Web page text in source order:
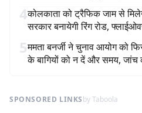
4कोलकाता को ट्रैफिक जाम से
सरकार बनायेगी रिंग रोड,
5ममता बनर्जी ने चुनाव आयोग को
के बागियों को न दें और समय,
SPONSORED LINKSby Taboola